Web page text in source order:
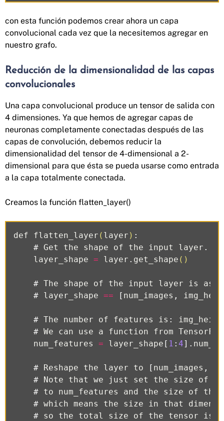
con esta función podemos crear ahora un capa
convolucional cada vez que la necesitemos agregar en
nuestro grafo.
Reducción de la dimensionalidad de las capas
convolucionales
Una capa convolucional produce un tensor de salida con
4 dimensiones. Ya que hemos de agregar capas de
neuronas completamente conectadas después de las
capas de convolución, debemos reducir la
dimensionalidad del tensor de 4-dimensional a 2-
dimensional para que ésta se pueda usarse como entrada
a la capa totalmente conectada.
Creamos la función flatten_layer()
def flatten_layer ( layer ) :
# Get the shape of the input layer .
layer_shape = layer . get_shape ()
# The shape of the input layer is
# layer_shape == [ num_images ,
# The number of features is :
# We can use a function from
num_features
= layer_shape [ 1 : 4].
# Reshape the layer to [ num_images ,
# Note that we just set the size of
# to num_features and the size of the
# which means the size in that
# so the total size of the tensor is